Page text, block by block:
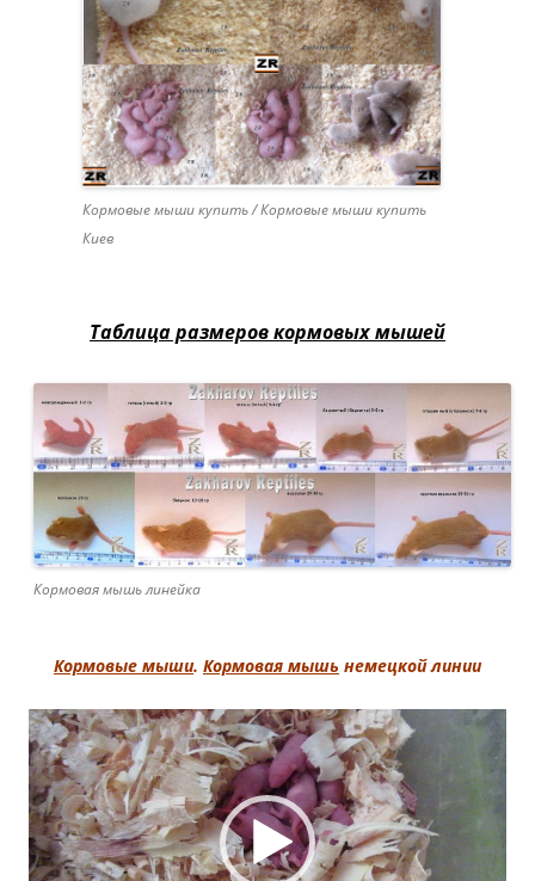
Кормовые мыши купить / Кормовые мыши купить
Киев
Таблица размеров кормовых мышей
Кормовая мышь линейка
Кормовые мыши. Кормовая мышь немецкой линии
Видеоплеер